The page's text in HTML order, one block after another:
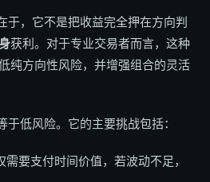
于，它不是把收益完全押在方向判
获利。对于专业交易者而言，这种
纯方向性风险，并增强组合的灵活
低风险。它的主要挑战包括：
需要支付时间价值，若波动不足，